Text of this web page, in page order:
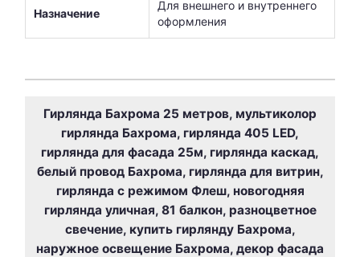
Назначение
Для внешнего и внутреннего
оформления
Гирлянда Бахрома 25 метров, мультиколор
гирлянда Бахрома, гирлянда 405 LED,
гирлянда для фасада 25м, гирлянда каскад,
белый провод Бахрома, гирлянда для витрин,
гирлянда с режимом Флеш, новогодняя
гирлянда уличная, 81 балкон, разноцветное
свечение, купить гирлянду Бахрома,
наружное освещение Бахрома, декор фасада